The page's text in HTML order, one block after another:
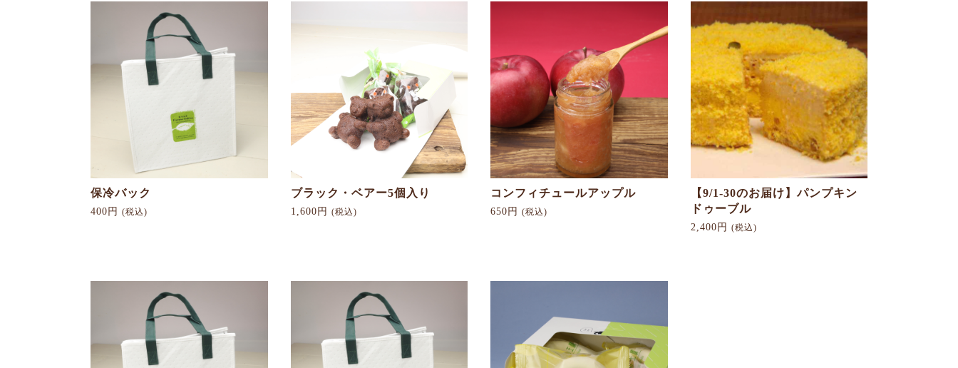
保冷バック
400円 (税込)
ブラック・ベアー5個入り
1,600円 (税込)
コンフィチュールアップル
650円 (税込)
【9/1-30のお届け】パンプキン
ドゥーブル
2,400円 (税込)
お買い物を続ける カートへ進む